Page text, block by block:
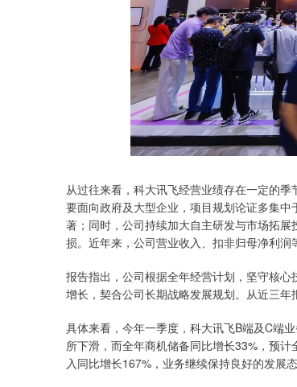
从过往来看，科大讯飞经营业绩存在一定的
要面向政府及大型企业，项目规划论证多集
著；同时，公司持续加大自主研发与市场拓
损。近年来，公司营业收入、扣非归母净利润
报告指出，公司根据全年经营计划，坚守核
增长，契合公司长期战略发展规划。从近三年
具体来看，今年一季度，科大讯飞B端及C端
所下滑，而全年商机储备同比增长33%，预
入同比增长167%，业务继续保持良好的发展态